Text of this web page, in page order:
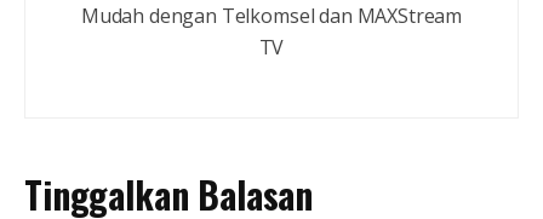
Mudah dengan Telkomsel dan MAXStream
TV
Tinggalkan Balasan